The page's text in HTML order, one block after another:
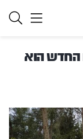
החדש הוא